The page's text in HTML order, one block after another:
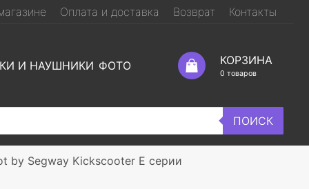
Оплата и доставка Возврат Контакты
И НАУШНИКИ ФОТО КОРЗИНА
0 товаров
ПОИСК
by Segway Kickscooter E серии